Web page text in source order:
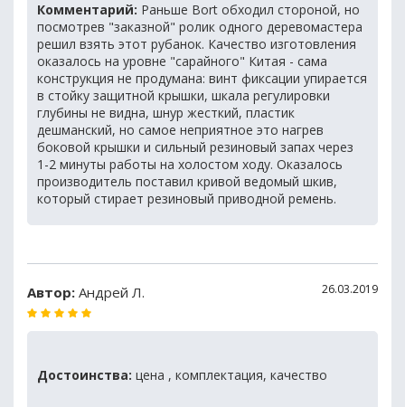
Комментарий: Раньше Bort обходил стороной, но
посмотрев "заказной" ролик одного деревомастера
решил взять этот рубанок. Качество изготовления
оказалось на уровне "сарайного" Китая - сама
конструкция не продумана: винт фиксации упирается
в стойку защитной крышки, шкала регулировки
глубины не видна, шнур жесткий, пластик
дешманский, но самое неприятное это нагрев
боковой крышки и сильный резиновый запах через
1-2 минуты работы на холостом ходу. Оказалось
производитель поставил кривой ведомый шкив,
который стирает резиновый приводной ремень.
Автор: Андрей Л. 26.03.2019
Достоинства: цена , комплектация, качество